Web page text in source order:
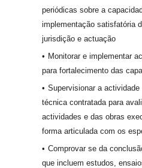
periódicas sobre a
implementação satisfatória
jurisdição e actuação
Monitorar e implementar
para fortalecimento das
Supervisionar a
técnica contratada para
actividades e das obras
forma articulada com os
Comprovar se da
que incluem estudos,